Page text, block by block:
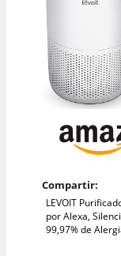
Compartir:
LEVOIT
por Alexa,
99,97% de